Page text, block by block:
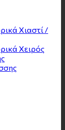
Χιαστί /
Χειρός